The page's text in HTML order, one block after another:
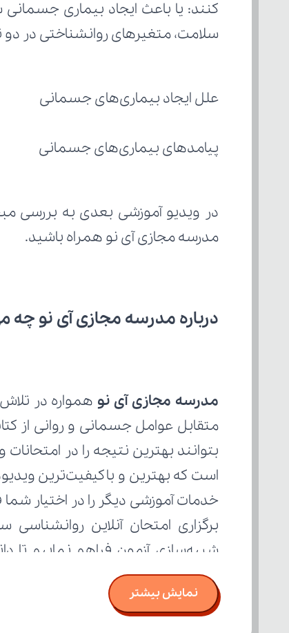
سلامت، متغیرهای روانشناختی در
علل ایجاد بیماری‌های جسمانی
پیامدهای بیماری‌های جسمانی
در ویدیو آموزشی بعدی به بررسی
مدرسه مجازی آی نو همراه باشید.
درباره مدرسه مجازی آی نو چه
مدرسه مجازی آی نو
متقابل عوامل جسمانی و روانی از
تسلط خود را بر مفاهیم درسی بسنجند.
نمایش بیشتر